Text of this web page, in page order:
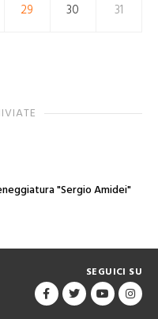
29 30 31
"Sergio Amidei"
SEGUICI SU